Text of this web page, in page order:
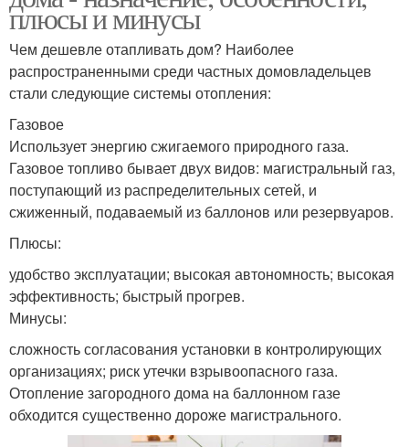
плюсы и минусы
Чем дешевле отапливать дом? Наиболее
распространенными среди частных домовладельцев
стали следующие системы отопления:
Газовое
Использует энергию сжигаемого природного газа.
Газовое топливо бывает двух видов: магистральный газ,
поступающий из распределительных сетей, и
сжиженный, подаваемый из баллонов или резервуаров.
Плюсы:
удобство эксплуатации; высокая автономность; высокая
эффективность; быстрый прогрев.
Минусы:
сложность согласования установки в контролирующих
организациях; риск утечки взрывоопасного газа.
Отопление загородного дома на баллонном газе
обходится существенно дороже магистрального.